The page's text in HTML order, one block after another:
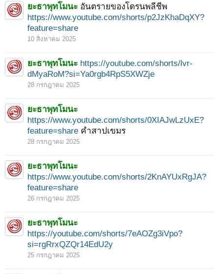
ยะธาพุทโมนะ อันตรายของโดรนพลีชีพ
https://www.youtube.com/shorts/p2JzKhaDqXY?
feature=share
10 สิงหาคม 2025
ยะธาพุทโมนะ https://youtube.com/shorts/lvr-
dMyaRoM?si=Ya0rgb4RpS5XWZje
28 กรกฎาคม 2025
ยะธาพุทโมนะ
https://www.youtube.com/shorts/0XIAJwLzUxE?
feature=share คำสาปเขมร
28 กรกฎาคม 2025
ยะธาพุทโมนะ
https://www.youtube.com/shorts/2KnAYUxRgJA?
feature=share
26 กรกฎาคม 2025
ยะธาพุทโมนะ
https://youtube.com/shorts/7eAOZg3iVpo?
si=rgRrxQZQr14EdU2y
25 กรกฎาคม 2025
< ย้อนกลับ 4
ถัดไป >